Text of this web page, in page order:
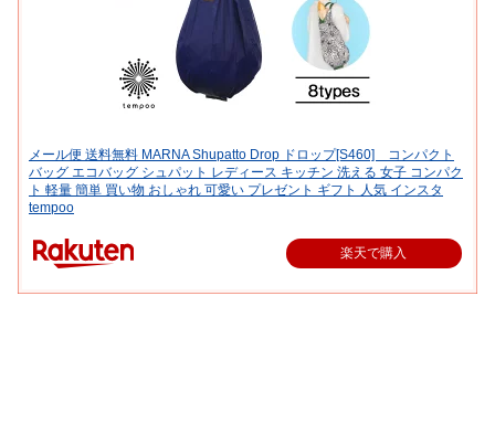
メール便 送料無料 MARNA Shupatto Drop ドロップ[S460] コンパクト
バッグ エコバッグ シュパット レディース キッチン 洗える 女子 コンパク
ト 軽量 簡単 買い物 おしゃれ 可愛い プレゼント ギフト 人気 インスタ
tempoo
楽天で購入